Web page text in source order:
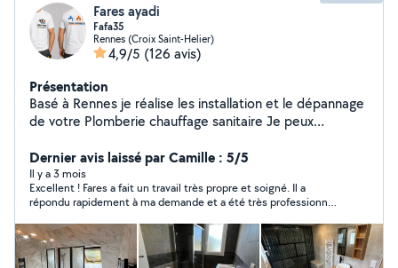
Fares ayadi
Fafa35
Rennes (Croix Saint-Helier)
4,9/5 (126 avis)
Présentation
Basé à Rennes je réalise les installation et le dépannage
de votre Plomberie chauffage sanitaire Je peux
débouchage WC) merci de me contacter.
Dernier avis laissé par Camille : 5/5
Il y a 3 mois
Excellent ! Fares a fait un travail très propre et soigné. Il a
répondu rapidement à ma demande et a été très professionnel
recommande vivement ses services sans hésitation. Merci
encore pour ton sérieux et ton travail impeccable !